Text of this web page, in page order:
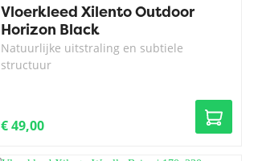
Vloerkleed Xilento Outdoor
Horizon Black
Natuurlijke uitstraling en subtiele
structuur
€ 49,00